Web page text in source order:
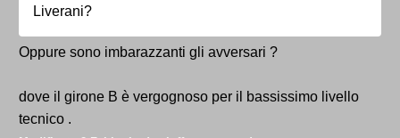
Liverani?
Oppure sono imbarazzanti gli avversari ?
dove il girone B è vergognoso per il bassissimo livello
tecnico .